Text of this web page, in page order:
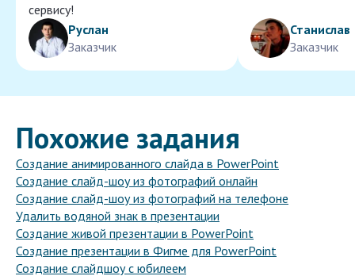
сервису!
Руслан
Заказчик
Станислав
Заказчик
Похожие задания
Создание анимированного слайда в PowerPoint
Создание слайд-шоу из фотографий онлайн
Создание слайд-шоу из фотографий на телефоне
Удалить водяной знак в презентации
Создание живой презентации в PowerPoint
Создание презентации в Фигме для PowerPoint
Создание слайдшоу с юбилеем